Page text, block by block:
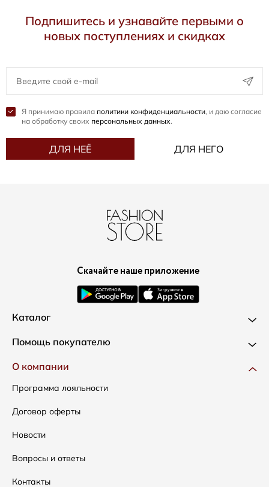
Подпишитесь и узнавайте первыми о
новых поступлениях и скидках
Я принимаю правила политики конфиденциальности, и даю согласие
на обработку своих персональных данных.
ДЛЯ НЕЁ ДЛЯ НЕГО
Скачайте наше приложение
Каталог
Новинки
Одежда
Сумки
Аксессуары
Распродажа
Подарочные сертификаты
Помощь покупателю
Доставка и оплата
Как оформить заказ
Условия возвратов
Таблица размеров
Уход за одеждой
О компании
Программа лояльности
Договор оферты
Новости
Вопросы и ответы
Контакты